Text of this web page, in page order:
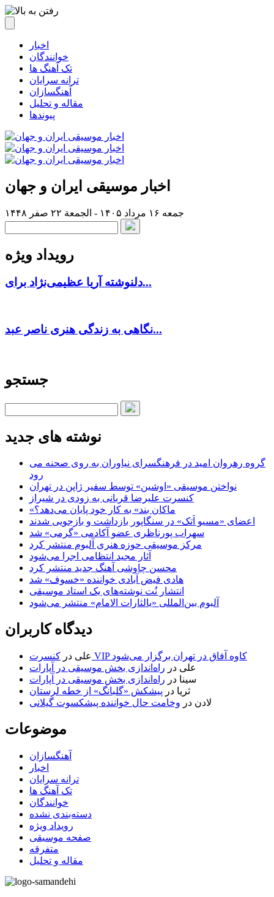
اخبار
خوانندگان
تک آهنگ ها
ترانه سرایان
آهنگسازان
مقاله و تحلیل
پیوندها
اخبار موسیقی ایران و جهان
جمعه ۱۶ مرداد ۱۴۰۵ - الجمعة ۲۲ صفر ۱۴۴۸
رویداد ویژه
دلنوشته آریا عظیمی‌نژاد برای...
نگاهی به زندگی هنری ناصر عبد...
جستجو
نوشته های جدید
گروه رهروان امید در فرهنگسرای نیاوران به روی صحنه می
رود
نواختن موسیقی «اوشین» توسط سفیر ژاپن در تهران
کنسرت علیرضا قربانی به زودی در شیراز
«ماکان بند» به کار خود پایان می‌دهد؟
اعضای «مسیو اَتک» در سنگاپور بازداشت و بازجویی شدند
سهراب پورناظری عضو آکادمی «گرمی» شد
مرکز موسیقی حوزه هنری آلبوم منتشر کرد
آثار مجید انتظامی اجرا می‌شود
محسن چاوشی آهنگ جدید منتشر کرد
هادی فیض آبادی خواننده «خسوف» شد
انتشار نُت نوشته‌های یک استاد موسیقی
آلبوم بین‌المللی «یالثارات الامام» منتشر می‌شود
دیدگاه کاربران
علی در
کنسرت VIP کاوه آفاق در تهران برگزار می‌شود
علی در راه‌اندازی بخش موسیقی در آپارات
سینا در راه‌اندازی بخش موسیقی در آپارات
ثریا در پیشکش «گلبانگ» از خطه لرستان
لادن در وخامت حال خواننده پیشکسوت گیلانی
موضوعات
آهنگسازان
اخبار
ترانه سرایان
تک آهنگ ها
خوانندگان
دسته‌بندی نشده
رویداد ویژه
صفحه موسیقی
متفرقه
مقاله و تحلیل